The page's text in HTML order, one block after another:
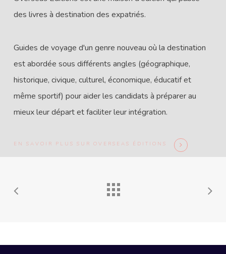
des livres à destination des expatriés.
Guides de voyage d'un genre nouveau où la destination
est abordée sous différents angles (géographique,
historique, civique, culturel, économique, éducatif et
même sportif) pour aider les candidats à préparer au
mieux leur départ et faciliter leur intégration.
EN SAVOIR PLUS SUR OVERSEAS ÉDITIONS